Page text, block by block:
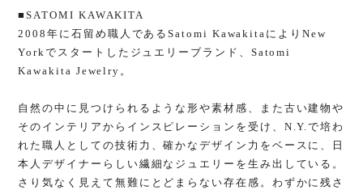
■SATOMI KAWAKITA
2008年に石留め職人であるSatomi KawakitaによりNew
Yorkでスタートしたジュエリーブランド、Satomi
Kawakita Jewelry。
自然の中に見つけられるような形や素材感、また古い建物や
そのインテリアからインスピレーションを受け、N.Y.で培わ
れた職人としての技術力、確かなデザイン力をベースに、日
本人デザイナーらしい繊細なジュエリーを生み出している。
さり気なく見えて無難にとどまらない存在感。わずかに残さ